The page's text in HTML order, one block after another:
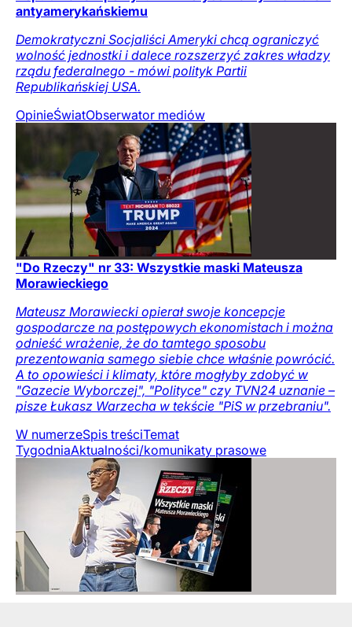
antyamerykańskiemu
Demokratyczni Socjaliści Ameryki chcą ograniczyć
wolność jednostki i dalece rozszerzyć zakres władzy
rządu federalnego - mówi polityk Partii
Republikańskiej USA.
OpinieŚwiatObserwator mediów
"Do Rzeczy" nr 33: Wszystkie maski Mateusza
Morawieckiego
Mateusz Morawiecki opierał swoje koncepcje
gospodarcze na postępowych ekonomistach i można
odnieść wrażenie, że do tamtego sposobu
prezentowania samego siebie chce właśnie powrócić.
A to opowieści i klimaty, które mogłyby zdobyć w
"Gazecie Wyborczej", "Polityce" czy TVN24 uznanie –
pisze Łukasz Warzecha w tekście "PiS w przebraniu".
W numerzeSpis treściTemat
TygodniaAktualności/komunikaty prasowe